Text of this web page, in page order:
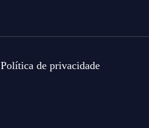
Política de privacidade